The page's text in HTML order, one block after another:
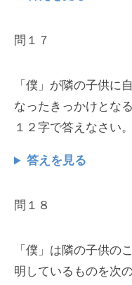
問１７
「僕」が隣の子供に
なったきっかけとな
１２字で答えなさい。
答えを見る
問１８
「僕」は隣の子供の
明しているものを次